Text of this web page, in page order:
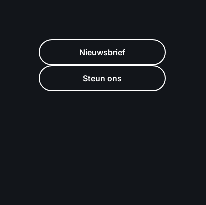
Nieuwsbrief
Steun ons